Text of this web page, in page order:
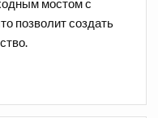
мостом с
позволит создать